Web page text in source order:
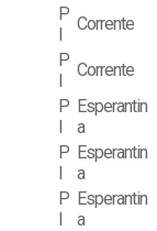
P
I
Corrente
P
I
Corrente
P
I
Esperantin
a
P
I
Esperantin
a
P
I
Esperantin
a